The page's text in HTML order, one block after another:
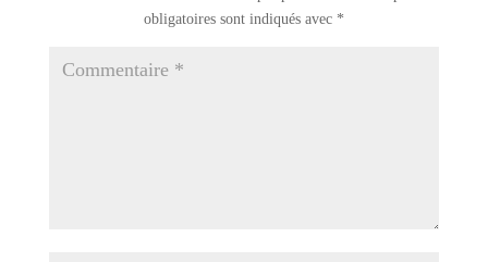
obligatoires sont indiqués avec *